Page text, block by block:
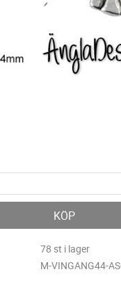
KÖP
78 st i lager
M-VINGANG44-